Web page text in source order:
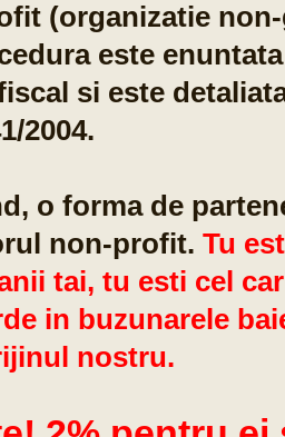
(organizatie
este
si este
2004.
o forma de
non-profit. Tu
tai, tu esti cel
in buzunarele
nostru.